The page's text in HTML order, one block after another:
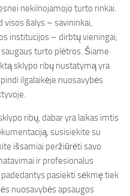
nekilnojamojo turto rinkai.
šalys – savininkai,
institucijos – dirbtų vieningai,
turto plėtros. Šiame
sklypo ribų nustatymą yra
ilgalaikėje nuosavybės
ribų, dabar yra laikas imtis
susisiekite su
išsamiai peržiūrėti savo
ir profesionalus
pasiekti sėkmę tiek
nuosavybės apsaugos